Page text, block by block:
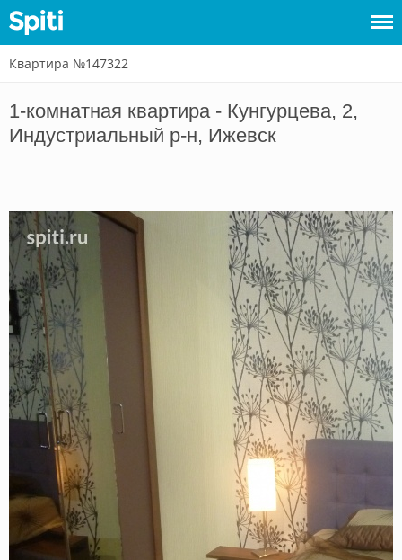
Войти
Сдать
Квартира №147322
1-комнатная квартира - Кунгурцева, 2,
Индустриальный р-н, Ижевск